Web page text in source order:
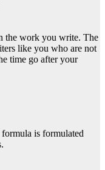
the work you write. The
like you who are not
time go after your
is formulated